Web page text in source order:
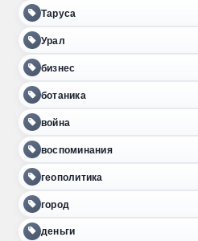
Таруса
Урал
бизнес
ботаника
война
воспоминания
геополитика
город
деньги